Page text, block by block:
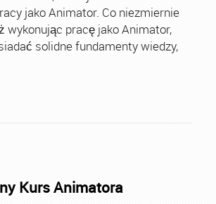
jako Animator. Co niezmiernie
wykonując pracę jako Animator,
solidne fundamenty wiedzy,
Kurs Animatora